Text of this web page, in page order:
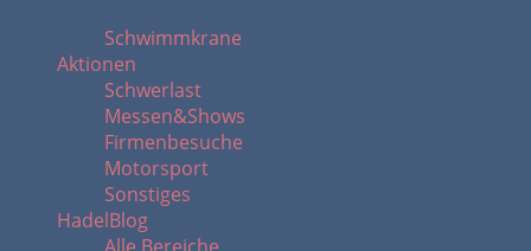
Schwimmkrane
Aktionen
Schwerlast
Messen&Shows
Firmenbesuche
Motorsport
Sonstiges
HadelBlog